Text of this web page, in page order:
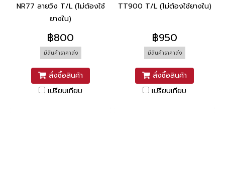
NR77 ลายวิง T/L (ไม่ต้องใช้
ยางใน)
฿800
มีสินค้าราคาส่ง
สั่งซื้อสินค้า
เปรียบเทียบ
TT900 T/L (ไม่ต้องใช้ยางใน)
฿950
มีสินค้าราคาส่ง
สั่งซื้อสินค้า
เปรียบเทียบ